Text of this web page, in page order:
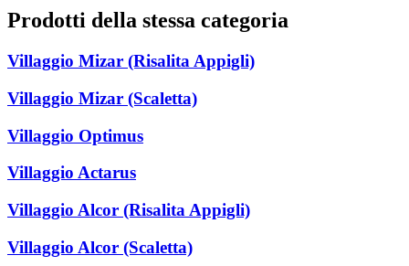
Prodotti della stessa categoria
Villaggio Mizar (Risalita Appigli)
Villaggio Mizar (Scaletta)
Villaggio Optimus
Villaggio Actarus
Villaggio Alcor (Risalita Appigli)
Villaggio Alcor (Scaletta)